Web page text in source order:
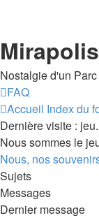
Nostalgie d'un
FAQ
Accueil Index du
Dernière visite :
Nous sommes le
Nous, nos
Sujets
Messages
Dernier message